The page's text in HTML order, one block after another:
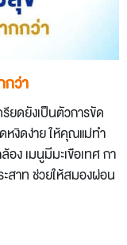
กว่า
ยดยังเป็นตัวการขัด
หงิดง่าย ให้คุณแม่ทำ
อง เมนูมีมะเขือเทศ กา
สาท ช่วยให้สมองผ่อน